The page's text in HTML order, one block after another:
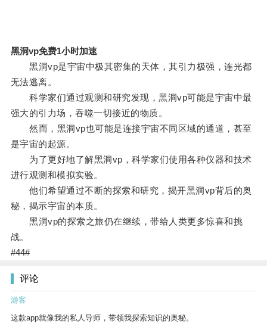
黑洞vp免费1小时加速
黑洞vp是宇宙中极其密集的天体，其引力极强，连光都
无法逃离。
科学家们通过观测和研究发现，黑洞vp可能是宇宙中最
强大的引力场，吞噬一切接近的物质。
然而，黑洞vp也可能是连接宇宙不同区域的通道，甚至
是宇宙的起源。
为了更好地了解黑洞vp，科学家们使用各种仪器和技术
进行观测和模拟实验。
他们希望通过不断的探索和研究，揭开黑洞vp背后的奥
秘，揭示宇宙的本质。
黑洞vp的探索之旅仍在继续，带给人类更多惊喜和挑
战。
#44#
评论
游客
这款app就像我的私人导师，带领我探索知识的奥秘。